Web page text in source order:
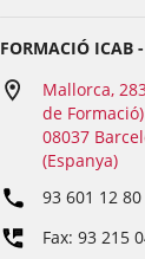
FORMACIÓ ICAB
Mallorca,
de Formació)
08037
(Espanya)
93 601 12
Fax: 93 215